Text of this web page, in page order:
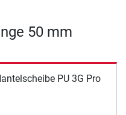
50 mm
PU 3G Pro